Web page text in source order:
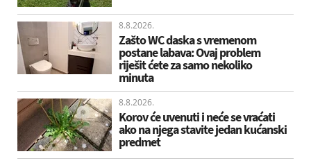
8.8.2026.
Zašto WC daska s vremenom
postane labava: Ovaj problem
riješit ćete za samo nekoliko
minuta
8.8.2026.
Korov će uvenuti i neće se vraćati
ako na njega stavite jedan kućanski
predmet